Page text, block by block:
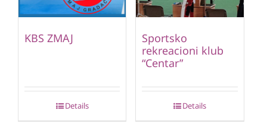
KBS ZMAJ
Details
Sportsko
rekreacioni klub
“Centar”
Details